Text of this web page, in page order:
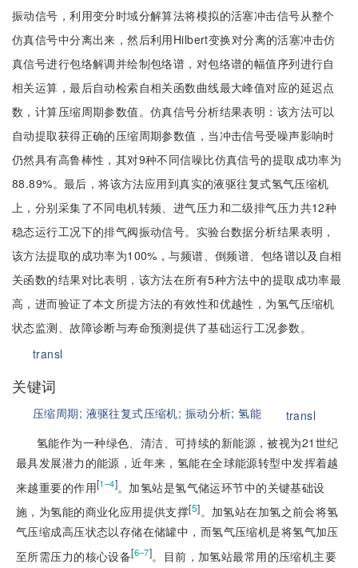
振动信号，利用变分时域分解算法将模拟的活塞冲击信号从整个
仿真信号中分离出来，然后利用Hilbert变换对分离的活塞冲击仿
真信号进行包络解调并绘制包络谱，对包络谱的幅值序列进行自
相关运算，最后自动检索自相关函数曲线最大峰值对应的延迟点
数，计算压缩周期参数值。仿真信号分析结果表明：该方法可以
自动提取获得正确的压缩周期参数值，当冲击信号受噪声影响时
仍然具有高鲁棒性，其对9种不同信噪比仿真信号的提取成功率为
88.89%。最后，将该方法应用到真实的液驱往复式氢气压缩机
上，分别采集了不同电机转频、进气压力和二级排气压力共12种
稳态运行工况下的排气阀振动信号。实验台数据分析结果表明，
该方法提取的成功率为100%，与频谱、倒频谱、包络谱以及自相
关函数的结果对比表明，该方法在所有5种方法中的提取成功率最
高，进而验证了本文所提方法的有效性和优越性，为氢气压缩机
状态监测、故障诊断与寿命预测提供了基础运行工况参数。
transl
关键词
压缩周期; 液驱往复式压缩机; 振动分析;氢能
transl
氢能作为一种绿色、清洁、可持续的新能源，被视为21世纪
最具发展潜力的能源，近年来，氢能在全球能源转型中发挥着越
来越重要的作用[1–4]。加氢站是氢气储运环节中的关键基础设
施，为氢能的商业化应用提供支撑[5]。加氢站在加氢之前会将氢
气压缩成高压状态以存储在储罐中，而氢气压缩机是将氢气加压
至所需压力的核心设备[6–7]。目前，加氢站最常用的压缩机主要